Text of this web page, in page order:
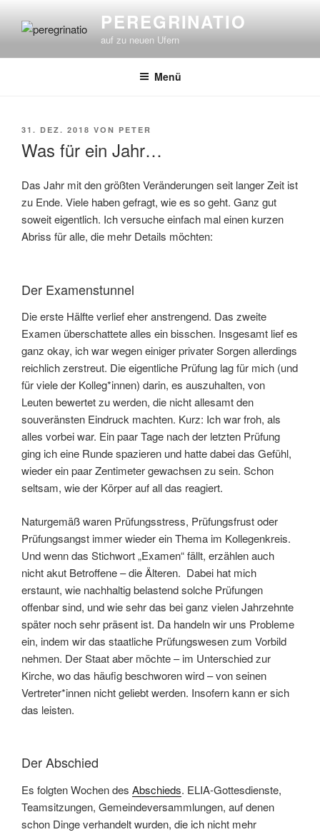
Inhalt
PEREGRINATIO
auf zu neuen Ufern
Menü
VERÖFFENTLICHT
31. DEZ. 2018 VON PETER
Was für ein Jahr…
Das Jahr mit den größten Veränderungen seit langer Zeit ist
zu Ende. Viele haben gefragt, wie es so geht. Ganz gut
soweit eigentlich. Ich versuche einfach mal einen kurzen
Abriss für alle, die mehr Details möchten:
Der Examenstunnel
Die erste Hälfte verlief eher anstrengend. Das zweite
Examen überschattete alles ein bisschen. Insgesamt lief es
ganz okay, ich war wegen einiger privater Sorgen allerdings
reichlich zerstreut. Die eigentliche Prüfung lag für mich (und
für viele der Kolleg*innen) darin, es auszuhalten, von
Leuten bewertet zu werden, die nicht allesamt den
souveränsten Eindruck machten. Kurz: Ich war froh, als
alles vorbei war. Ein paar Tage nach der letzten Prüfung
ging ich eine Runde spazieren und hatte dabei das Gefühl,
wieder ein paar Zentimeter gewachsen zu sein. Schon
seltsam, wie der Körper auf all das reagiert.
Naturgemäß waren Prüfungsstress, Prüfungsfrust oder
Prüfungsangst immer wieder ein Thema im Kollegenkreis.
Und wenn das Stichwort „Examen“ fällt, erzählen auch
nicht akut Betroffene – die Älteren. Dabei hat mich
erstaunt, wie nachhaltig belastend solche Prüfungen
offenbar sind, und wie sehr das bei ganz vielen Jahrzehnte
später noch sehr präsent ist. Da handeln wir uns Probleme
ein, indem wir das staatliche Prüfungswesen zum Vorbild
nehmen. Der Staat aber möchte – im Unterschied zur
Kirche, wo das häufig beschworen wird – von seinen
Vertreter*innen nicht geliebt werden. Insofern kann er sich
das leisten.
Der Abschied
Es folgten Wochen des Abschieds. ELIA-Gottesdienste,
Teamsitzungen, Gemeindeversammlungen, auf denen
schon Dinge verhandelt wurden, die ich nicht mehr